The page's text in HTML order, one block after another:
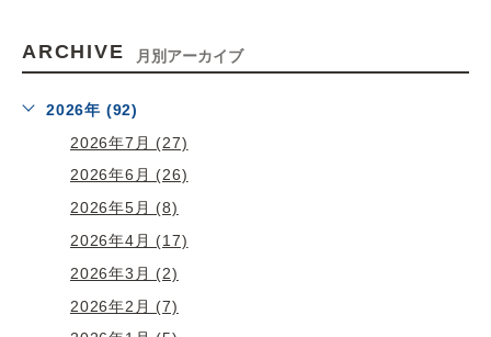
ARCHIVE 月別アーカイブ
2026年 (92)
2026年7月 (27)
2026年6月 (26)
2026年5月 (8)
2026年4月 (17)
2026年3月 (2)
2026年2月 (7)